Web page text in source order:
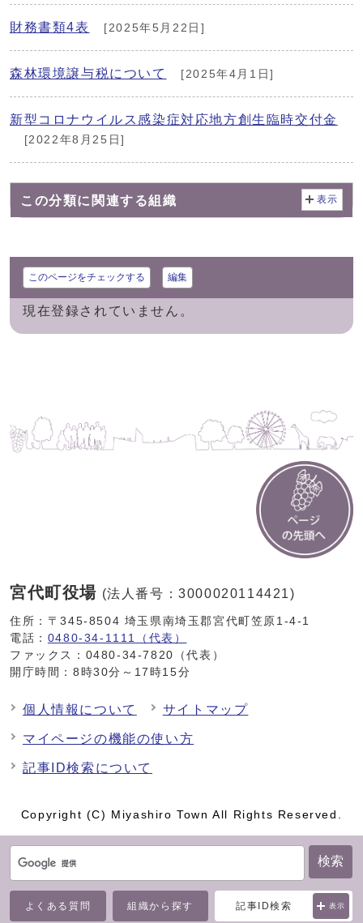
検索
よくある質問 組織から探す 記事ID検索 表示
財務書類4表 [2025年5月22日]
森林環境譲与税について [2025年4月1日]
新型コロナウイルス感染症対応地方創生臨時交付金
[2022年8月25日]
この分類に関連する組織 表示
このページをチェックする 編集
現在登録されていません。
宮代町役場 (法人番号：3000020114421)
住所：〒345-8504 埼玉県南埼玉郡宮代町笠原1-4-1
電話： 0480-34-1111（代表）
ファックス：0480-34-7820（代表）
開庁時間：8時30分～17時15分
個人情報について サイトマップ
マイページの機能の使い方
記事ID検索について
Copyright (C) Miyashiro Town All Rights Reserved.